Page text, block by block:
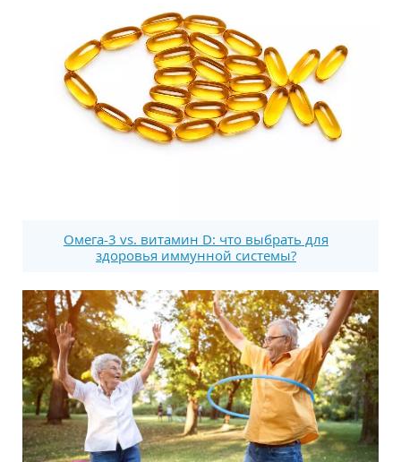
Омега-3 vs. витамин D: что выбрать для
здоровья иммунной системы?